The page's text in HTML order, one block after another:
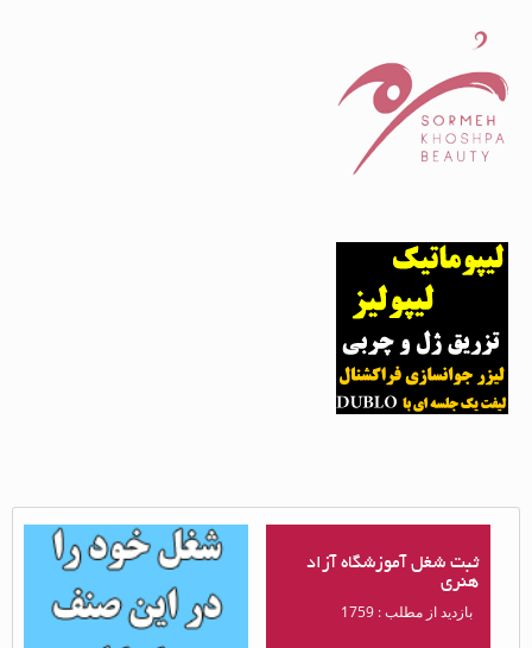
ثبت شغل آموزشگاه آزاد
بازدید از مطلب : 1933
ثبت شغل آموزشگاه آزاد
هنری
بازدید از مطلب : 1759